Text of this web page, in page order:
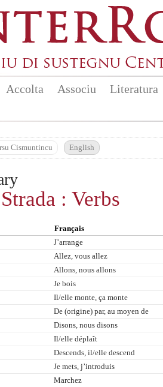
Accolta Associu Literatura
Cismuntincu English
: Verbs
Français
J’arrange
Allez, vous allez
Allons, nous allons
Je bois
Il/elle monte, ça monte
De (origine) par, au moyen de
Disons, nous disons
Il/elle déplaît
Descends, il/elle descend
Je mets, j’introduis
Marchez